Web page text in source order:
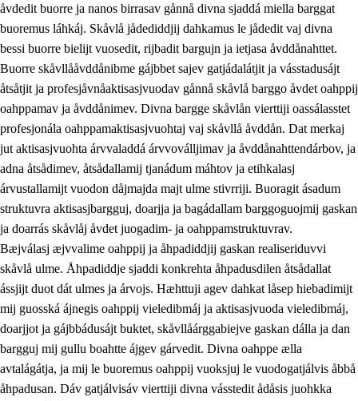
åvdedit buorre ja nanos birrasav gånnå divna sjaddá miella barggat
buoremus láhkáj. Skåvlå jådediddjij dahkamus le jådedit vaj divna
bessi buorre bielijt vuosedit, rijbadit bargujn ja ietjasa åvddånahttet.
Buorre skåvllååvddånibme gájbbet sajev gatjádalátjit ja vásstadusájt
åtsåtjit ja profesjåvnåaktisasjvuodav gånnå skåvlå barggo åvdet oahppij
oahppamav ja åvddånimev. Divna bargge skåvlån vierttiji oassálasstet
profesjonála oahppamaktisasjvuohtaj vaj skåvllå åvddån. Dat merkaj
jut aktisasjvuohta árvvaladdá árvvoválljimav ja åvddånahttendárbov, ja
adna åtsådimev, åtsådallamij tjanádum máhtov ja etihkalasj
árvustallamijt vuodon dåjmajda majt ulme stivrriji. Buoragit ásadum
struktuvra aktisasjbargguj, doarjja ja bagádallam barggoguojmij gaskan
ja doarrás skåvlåj åvdet juogadim- ja oahppamstruktuvrav.
Bæjválasj æjvvalime oahppij ja åhpadiddjij gaskan realiseriduvvi
skåvlå ulme. Åhpadiddje sjaddi konkrehta åhpadusdilen åtsådallat
ássjijt duot dát ulmes ja árvojs. Hæhttuji agev dahkat låsep hiebadimijt
mij guosská ájnegis oahppij vieledibmáj ja aktisasjvuoda vieledibmáj,
doarjjot ja gájbbádusájt buktet, skåvllåárggabiejve gaskan dálla ja dan
bargguj mij gullu boahtte ájgev gárvedit. Divna oahppe ælla
avtalágátja, ja mij le buoremus oahppij vuoksjuj le vuodogatjálvis åbbå
åhpadusan. Dáv gatjálvisáv vierttiji divna vásstedit ådåsis juohkka